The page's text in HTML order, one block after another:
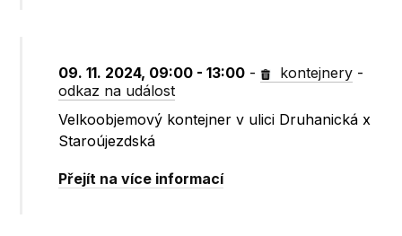
09. 11. 2024, 09:00 - 13:00 - kontejnery -
odkaz na událost
Velkoobjemový kontejner v ulici Druhanická x
Staroújezdská
Přejít na více informací